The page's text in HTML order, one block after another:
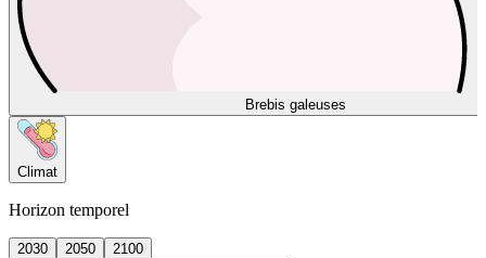
Brebis galeuses
Climat
Horizon temporel
2030 2050
2100